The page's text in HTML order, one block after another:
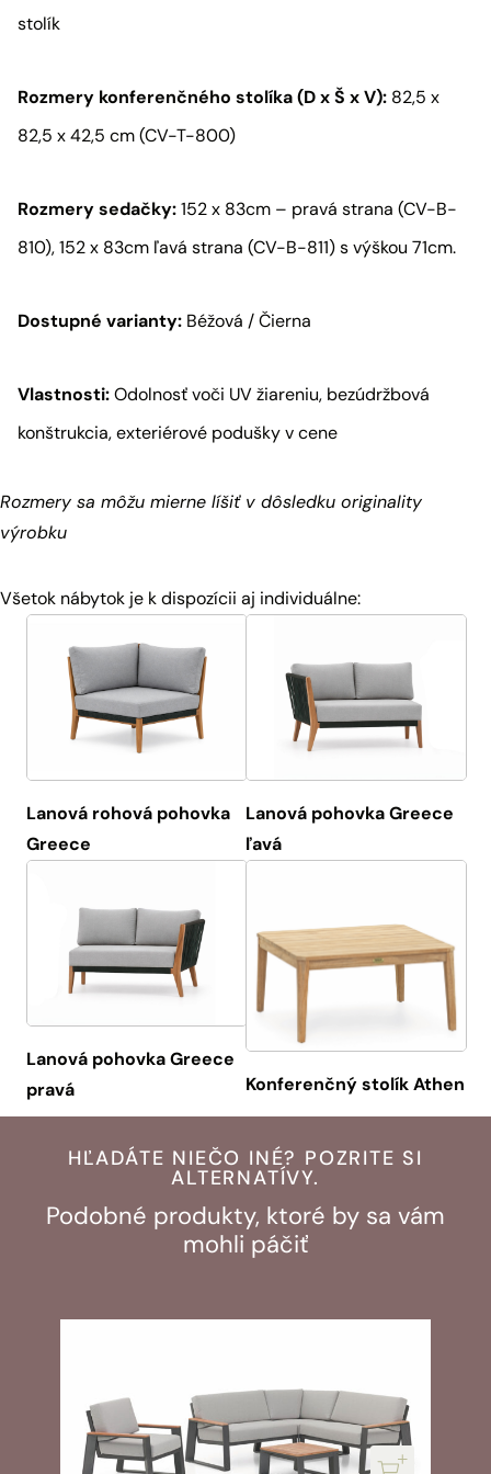
stolík
Rozmery konferenčného stolíka (D x Š x V): 82,5 x
82,5 x 42,5 cm (CV-T-800)
Rozmery sedačky:152 x 83cm – pravá strana (CV-B-
810), 152 x 83cm ľavá strana (CV-B-811) s výškou 71cm.
Dostupné varianty: Béžová / Čierna
Vlastnosti:Odolnosť voči UV žiareniu, bezúdržbová
konštrukcia, exteriérové podušky v cene
Rozmery sa môžu mierne líšiť v dôsledku originality
výrobku
Všetok nábytok je k dispozícii aj individuálne:
Lanová rohová pohovka
Greece
Lanová pohovka Greece
ľavá
Lanová pohovka Greece
pravá
Konferenčný stolík Athen
HĽADÁTE NIEČO INÉ? POZRITE SI
ALTERNATÍVY.
Podobné produkty, ktoré by sa vám
mohli páčiť